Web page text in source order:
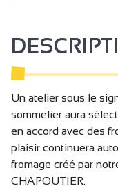
Un atelier sous le
sommelier aura
en accord avec des
plaisir continuera
fromage créé par
CHAPOUTIER.